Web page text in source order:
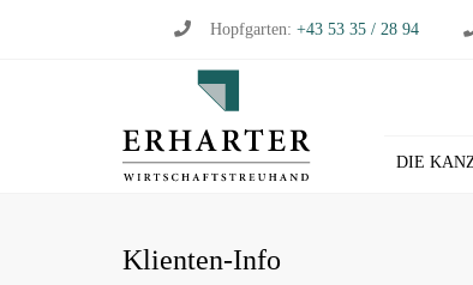
Hopfgarten: +43 53 35 / 28 94
DIE
Klienten-Info